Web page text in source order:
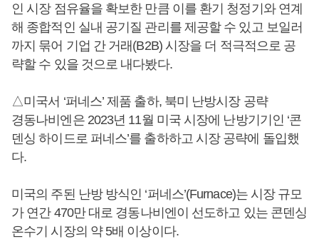
인 시장 점유율을 확보한 만큼 이를 환기 청정기와 연계
해 종합적인 실내 공기질 관리를 제공할 수 있고 보일러
까지 묶어 기업 간 거래(B2B) 시장을 더 적극적으로 공
략할 수 있을 것으로 내다봤다.
△미국서 ‘퍼네스’ 제품 출하, 북미 난방시장 공략
경동나비엔은 2023년 11월 미국 시장에 난방기기인 ‘콘
덴싱 하이드로 퍼네스’를 출하하고 시장 공략에 돌입했
다.
미국의 주된 난방 방식인 ‘퍼네스’(Furnace)는 시장 규모
가 연간 470만 대로 경동나비엔이 선도하고 있는 콘덴싱
온수기 시장의 약 5배 이상이다.